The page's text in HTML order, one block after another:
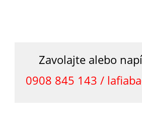
Zavolajte alebo
0908 845 143 /